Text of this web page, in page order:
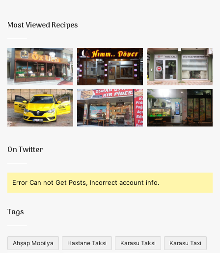
Most Viewed Recipes
On Twitter
Error Can not Get Posts, Incorrect account info.
Tags
Ahşap Mobilya Hastane Taksi Karasu Taksi Karasu Taxi